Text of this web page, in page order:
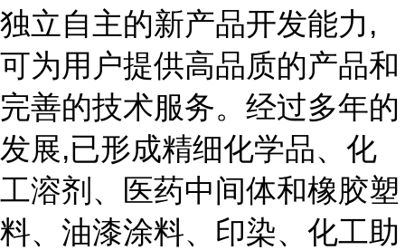
独立自主的新产品开发能力,
可为用户提供高品质的产品和
完善的技术服务。经过多年的
发展,已形成精细化学品、化
工溶剂、医药中间体和橡胶塑
料、油漆涂料、印染、化工助